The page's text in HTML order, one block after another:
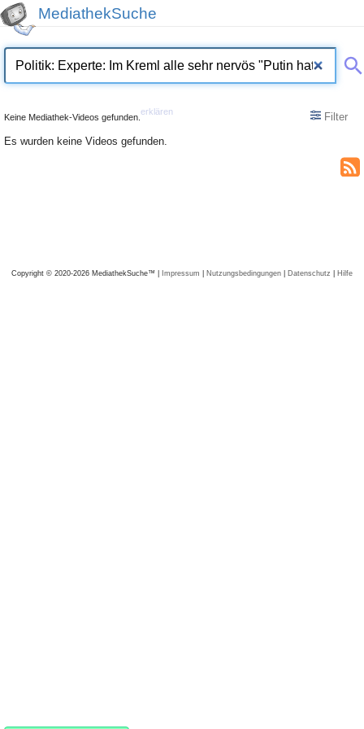
MediathekSuche
Keine Mediathek-Videos gefunden.
erklären
Filter
Es wurden keine Videos gefunden.
Copyright © 2020-2026 MediathekSuche™ | Impressum | Nutzungsbedingungen | Datenschutz | Hilfe